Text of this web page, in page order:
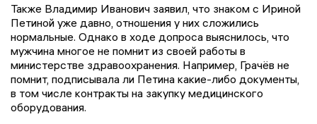
Также Владимир Иванович заявил, что знаком с Ириной
Петиной уже давно, отношения у них сложились
нормальные. Однако в ходе допроса выяснилось, что
мужчина многое не помнит из своей работы в
министерстве здравоохранения. Например, Грачёв не
помнит, подписывала ли Петина какие-либо документы,
в том числе контракты на закупку медицинского
оборудования.